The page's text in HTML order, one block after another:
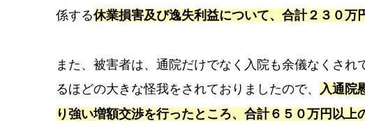
係する休業損害及び逸失利益について、合計２３０万
また、被害者は、通院だけでなく入院も余儀なくさ
るほどの大きな怪我をされておりましたので、
入通院
り強い増額交渉を行ったところ、合計６５０万円以上